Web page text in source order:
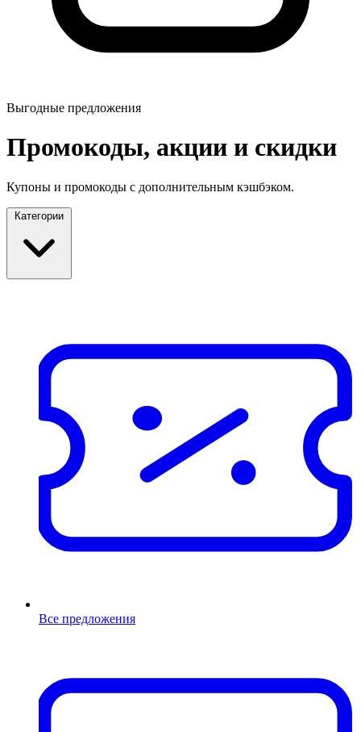
Выгодные предложения
Промокоды, акции и скидки
Купоны и промокоды с дополнительным кэшбэком.
Категории
Все предложения